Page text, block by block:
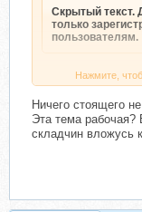
Скрытый текст.
только
пользователям.
Нажмите,
Скрытый текст.
только
Нажмите,
Ничего стоящего
Эта тема
складчин вложусь